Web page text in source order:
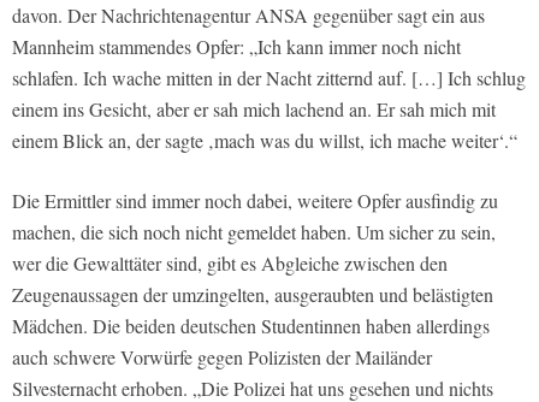
davon. Der Nachrichtenagentur ANSA gegenüber sagt ein aus
Mannheim stammendes Opfer: „Ich kann immer noch nicht
schlafen. Ich wache mitten in der Nacht zitternd auf. […] Ich schlug
einem ins Gesicht, aber er sah mich lachend an. Er sah mich mit
einem Blick an, der sagte ‚mach was du willst, ich mache weiter‘.“
Die Ermittler sind immer noch dabei, weitere Opfer ausfindig zu
machen, die sich noch nicht gemeldet haben. Um sicher zu sein,
wer die Gewalttäter sind, gibt es Abgleiche zwischen den
Zeugenaussagen der umzingelten, ausgeraubten und belästigten
Mädchen. Die beiden deutschen Studentinnen haben allerdings
auch schwere Vorwürfe gegen Polizisten der Mailänder
Silvesternacht erhoben. „Die Polizei hat uns gesehen und nichts